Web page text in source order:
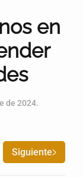
en
de 2024.
Siguiente